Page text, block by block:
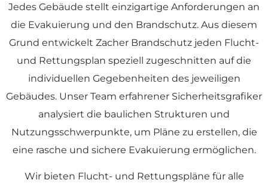
Jedes Gebäude stellt einzigartige Anforderungen an
die Evakuierung und den Brandschutz. Aus diesem
Grund entwickelt Zacher Brandschutz jeden Flucht-
und Rettungsplan speziell zugeschnitten auf die
individuellen Gegebenheiten des jeweiligen
Gebäudes. Unser Team erfahrener Sicherheitsgrafiker
analysiert die baulichen Strukturen und
Nutzungsschwerpunkte, um Pläne zu erstellen, die
eine rasche und sichere Evakuierung ermöglichen.
Wir bieten Flucht- und Rettungspläne für alle